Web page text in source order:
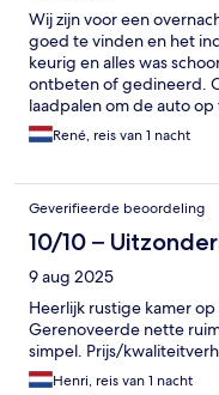
Wij zijn voor een
goed te vinden en het
keurig en alles was
ontbeten of gedineerd.
laadpalen om de auto
terug als we weer op
René, reis van 1 nacht
Geverifieerde beoordeling
10/10 –
9 aug 2025
Heerlijk rustige kamer
Gerenoveerde nette
simpel. Prijs/
Henri, reis van 1 nacht